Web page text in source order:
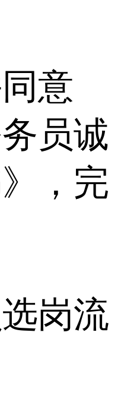
意
务员诚
，完
选岗流